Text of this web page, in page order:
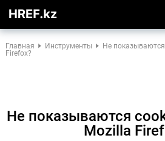
Главная Инструменты
Не
Firefox?
Не показываются
Mozilla